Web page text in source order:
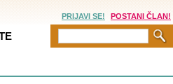
PRIJAVI SE! POSTANI ČLAN!